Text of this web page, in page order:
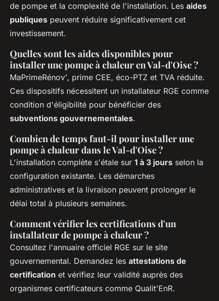
de pompe et la complexité de l'installation. Les aides
publiques peuvent réduire significativement cet
investissement.
Quelles sont les aides disponibles pour
installer une pompe à chaleur en Val-d'Oise ?
MaPrimeRénov', prime CEE, éco-PTZ et TVA réduite.
Ces dispositifs nécessitent un installateur RGE comme
condition d'éligibilité pour bénéficier des
subventions gouvernementales.
Combien de temps faut-il pour installer une
pompe à chaleur dans le Val-d'Oise ?
L'installation complète s'étale sur 1 à 3 jours selon la
configuration existante. Les démarches
administratives et la livraison peuvent prolonger le
délai total à plusieurs semaines.
Comment vérifier les certifications d'un
installateur de pompe à chaleur ?
Consultez l'annuaire officiel RGE sur le site
gouvernemental. Demandez les attestations de
certification et vérifiez leur validité auprès des
organismes certificateurs comme Qualit'EnR.